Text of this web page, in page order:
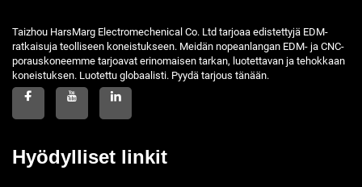
Taizhou HarsMarg Electromechenical Co. Ltd tarjoaa edistettyjä EDM-
ratkaisuja teolliseen koneistukseen. Meidän nopeanlangan EDM- ja CNC-
porauskoneemme tarjoavat erinomaisen tarkan, luotettavan ja tehokkaan
koneistuksen. Luotettu globaalisti. Pyydä tarjous tänään.
Hyödylliset linkit